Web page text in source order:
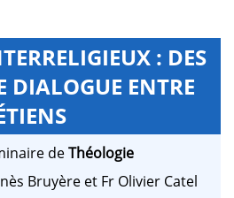
: DES
DIALOGUE ENTRE
deThéologie
Bruyère et Fr Olivier Catel